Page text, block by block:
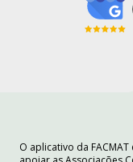
O aplicativo da